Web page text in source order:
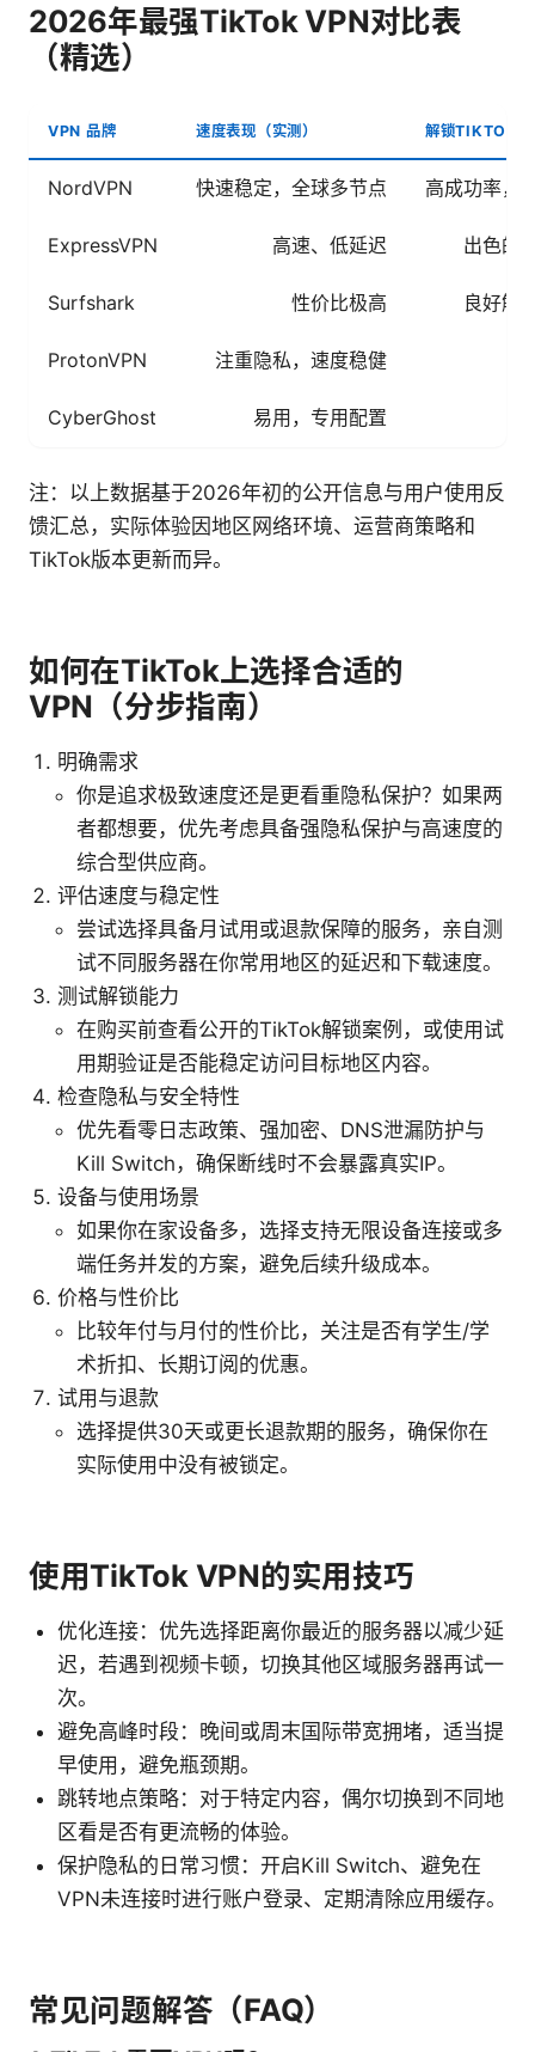
2026年最强TikTok VPN对比表
（精选）
VPN 品牌 速度表现（实测） 解锁TIKTOK
NordVPN 快速稳定，全球多节点 高成功率，
ExpressVPN 高速、低延迟 出色的
Surfshark 性价比极高 良好解
ProtonVPN 注重隐私，速度稳健
CyberGhost 易用，专用配置
注：以上数据基于2026年初的公开信息与用户使用反
馈汇总，实际体验因地区网络环境、运营商策略和
TikTok版本更新而异。
如何在TikTok上选择合适的
VPN（分步指南）
明确需求
你是追求极致速度还是更看重隐私保护？如果两
者都想要，优先考虑具备强隐私保护与高速度的
综合型供应商。
评估速度与稳定性
尝试选择具备月试用或退款保障的服务，亲自测
试不同服务器在你常用地区的延迟和下载速度。
测试解锁能力
在购买前查看公开的TikTok解锁案例，或使用试
用期验证是否能稳定访问目标地区内容。
检查隐私与安全特性
优先看零日志政策、强加密、DNS泄漏防护与
Kill Switch，确保断线时不会暴露真实IP。
设备与使用场景
如果你在家设备多，选择支持无限设备连接或多
端任务并发的方案，避免后续升级成本。
价格与性价比
比较年付与月付的性价比，关注是否有学生/学
术折扣、长期订阅的优惠。
试用与退款
选择提供30天或更长退款期的服务，确保你在
实际使用中没有被锁定。
使用TikTok VPN的实用技巧
优化连接：优先选择距离你最近的服务器以减少延
迟，若遇到视频卡顿，切换其他区域服务器再试一
次。
避免高峰时段：晚间或周末国际带宽拥堵，适当提
早使用，避免瓶颈期。
跳转地点策略：对于特定内容，偶尔切换到不同地
区看是否有更流畅的体验。
保护隐私的日常习惯：开启Kill Switch、避免在
VPN未连接时进行账户登录、定期清除应用缓存。
常见问题解答（FAQ）